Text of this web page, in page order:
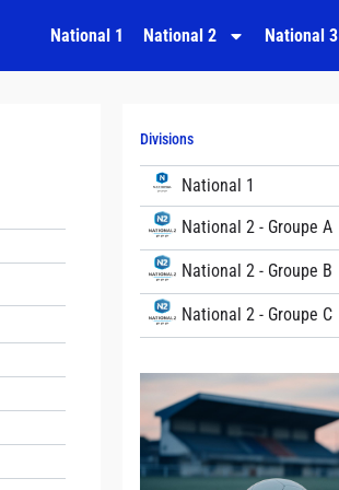
National 1 National 2 National 3
Divisions
National 1
National 2 - Groupe A
National 2 - Groupe B
National 2 - Groupe C